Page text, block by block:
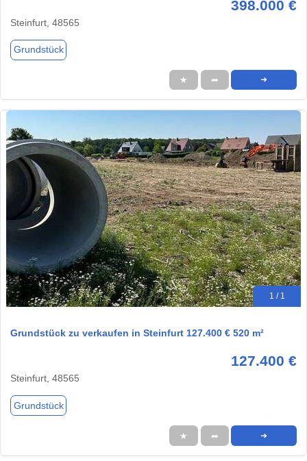
398.000 €
Steinfurt, 48565
Grundstück
★ ➦ ➜
1 / 1
Grundstück zu verkaufen in Steinfurt 127.400 € 520 m²
127.400 €
Steinfurt, 48565
Grundstück
★ ➦ ➜